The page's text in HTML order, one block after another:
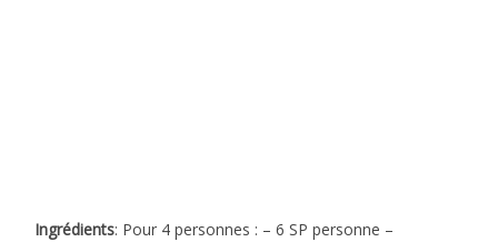
Ingrédients: Pour 4 personnes : – 6 SP personne –